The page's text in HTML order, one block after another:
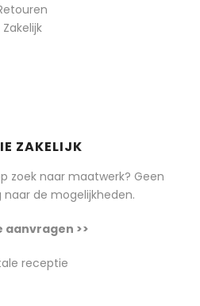
Zakelijk
ZAKELIJK
zoek naar maatwerk? Geen
de mogelijkheden.
>>
receptie